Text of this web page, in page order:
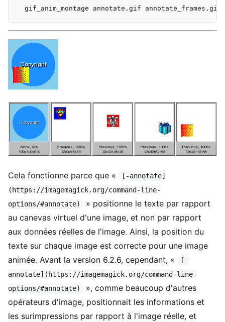
Cela fonctionne parce que «
[-annotate]
(https://imagemagick.org/command-line-
options/#annotate)
» positionne le texte par rapport
au canevas virtuel d'une image, et non par rapport
aux données réelles de l'image. Ainsi, la position du
texte sur chaque image est correcte pour une image
animée. Avant la version 6.2.6, cependant, «
[-
annotate](https://imagemagick.org/command-line-
options/#annotate)
», comme beaucoup d'autres
opérateurs d'image, positionnait les informations et
les surimpressions par rapport à l'image réelle, et